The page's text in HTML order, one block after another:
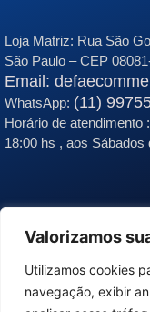
Valorizamos
Utilizamos cookies
navegação, exibir
Loja Matriz: Rua São
São Paulo – CEP
Email:
WhatsApp: (11)
Horário de atendimento
18:00 hs , aos